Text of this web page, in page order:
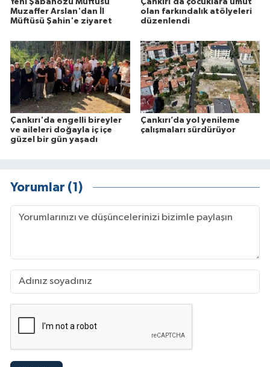
Yeni Şabanözü Müftüsü
Muzaffer Arslan'dan İl
Müftüsü Şahin'e ziyaret
Çankırı’da çocuklara umut
olan farkındalık atölyeleri
düzenlendi
Çankırı'da engelli bireyler
ve aileleri doğayla iç içe
güzel bir gün yaşadı
Çankırı’da yol yenileme
çalışmaları sürdürüyor
Yorumlar (1)